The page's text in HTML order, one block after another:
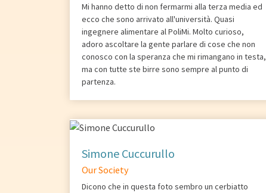
Mi hanno detto di non fermarmi alla terza media ed
ecco che sono arrivato all'università. Quasi
ingegnere alimentare al PoliMi. Molto curioso,
adoro ascoltare la gente parlare di cose che non
conosco con la speranza che mi rimangano in testa,
ma con tutte ste birre sono sempre al punto di
partenza.
Simone Cuccurullo
Our Society
Dicono che in questa foto sembro un cerbiatto